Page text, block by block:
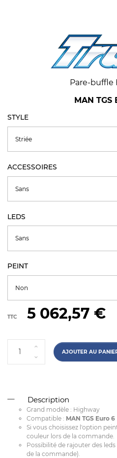
Pare-buffle
MAN TGS
STYLE
ACCESSOIRES
LEDS
PEINT
5 062,57 €
TTC
AJOUTER AU
Description
Grand modèle : Highway
Compatible : MAN TGS Euro 6
Si vous choisissez l'option
couleur lors de la commande.
Possibilité de rajouter des
de la commande).